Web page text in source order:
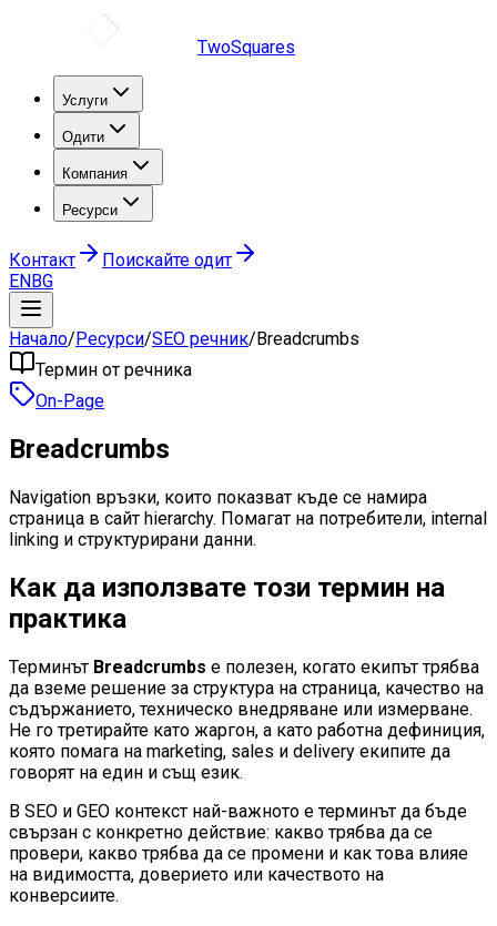
TwoSquares
Услуги
Одити
Компания
Ресурси
Контакт
Поискайте одит
ENBG
Начало/Ресурси/SEO речник/Breadcrumbs
Термин от речника
On-Page
Breadcrumbs
Navigation връзки, които показват къде се намира
страница в сайт hierarchy. Помагат на потребители, internal
linking и структурирани данни.
Как да използвате този термин на
практика
Терминът Breadcrumbs е полезен, когато екипът трябва
да вземе решение за структура на страница, качество на
съдържанието, техническо внедряване или измерване.
Не го третирайте като жаргон, а като работна дефиниция,
която помага на marketing, sales и delivery екипите да
говорят на един и същ език.
В SEO и GEO контекст най-важното е терминът да бъде
свързан с конкретно действие: какво трябва да се
провери, какво трябва да се промени и как това влияе
на видимостта, доверието или качеството на
конверсиите.